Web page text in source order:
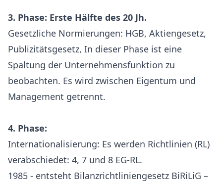
3. Phase: Erste Hälfte des 20 Jh.
Gesetzliche Normierungen: HGB, Aktiengesetz,
Publizitätsgesetz, In dieser Phase ist eine
Spaltung der Unternehmensfunktion zu
beobachten. Es wird zwischen Eigentum und
Management getrennt.
4. Phase:
Internationalisierung: Es werden Richtlinien (RL)
verabschiedet: 4, 7 und 8 EG-RL.
1985 - entsteht Bilanzrichtliniengesetz BiRiLiG –